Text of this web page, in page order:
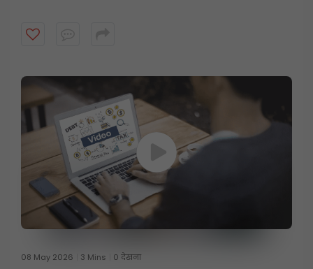
08 May 2026 3 Mins 0 देखना